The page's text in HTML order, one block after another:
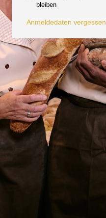
bleiben
Anmeldedaten vergessen